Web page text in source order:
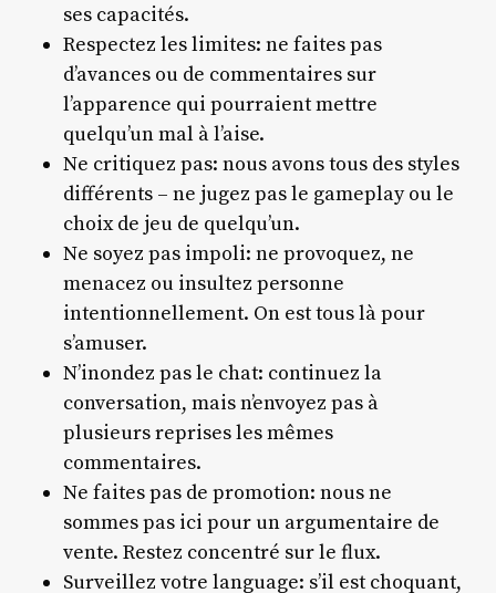
ses capacités.
Respectez les limites: ne faites pas
d’avances ou de commentaires sur
l’apparence qui pourraient mettre
quelqu’un mal à l’aise.
Ne critiquez pas: nous avons tous des styles
différents – ne jugez pas le gameplay ou le
choix de jeu de quelqu’un.
Ne soyez pas impoli: ne provoquez, ne
menacez ou insultez personne
intentionnellement. On est tous là pour
s’amuser.
N’inondez pas le chat: continuez la
conversation, mais n’envoyez pas à
plusieurs reprises les mêmes
commentaires.
Ne faites pas de promotion: nous ne
sommes pas ici pour un argumentaire de
vente. Restez concentré sur le flux.
Surveillez votre language: s’il est choquant,